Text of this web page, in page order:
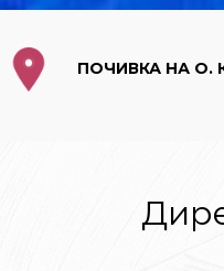
ПОЧИВКА НА О.